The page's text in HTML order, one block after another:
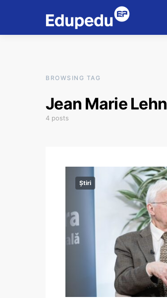
BROWSING TAG
Jean Marie Lehn
4 posts
Știri